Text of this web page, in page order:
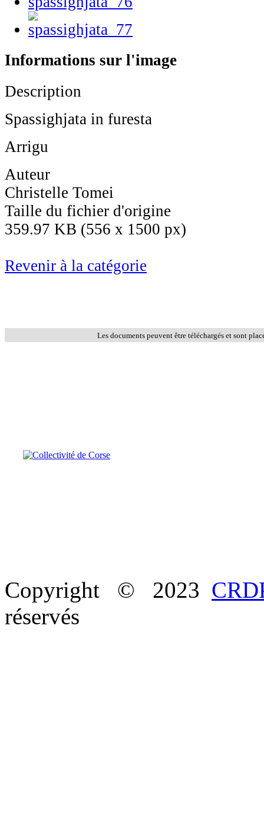
Informations sur l'image
Description
Spassighjata in furesta
Arrigu
Auteur
Christelle Tomei
Taille du fichier d'origine
359.97 KB (556 x 1500 px)
Revenir à la catégorie
Les documents peuvent être téléchargés et sont
Copyright © 2023
réservés